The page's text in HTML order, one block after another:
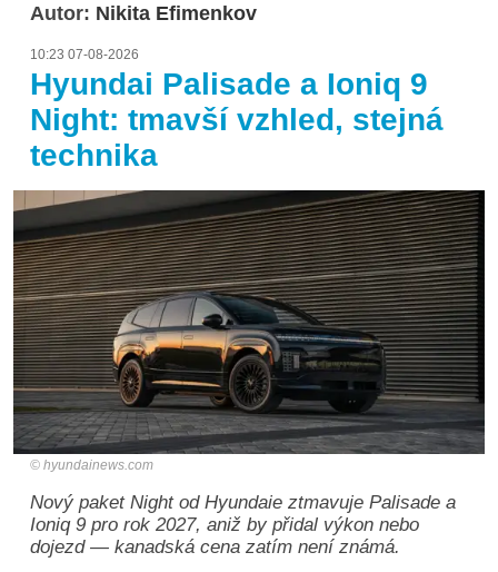
Autor: Nikita Efimenkov
10:23 07-08-2026
Hyundai Palisade a Ioniq 9
Night: tmavší vzhled, stejná
technika
hyundainews.com
Nový paket Night od Hyundaie ztmavuje Palisade a
Ioniq 9 pro rok 2027, aniž by přidal výkon nebo
dojezd — kanadská cena zatím není známá.